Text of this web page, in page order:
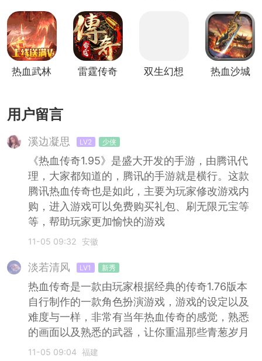
版
热血武林
雷霆传奇
双生幻想
热血沙城
用户留言
溪边凝思 LV2 少侠
《热血传奇1.95》是盛大开发的手游，由腾讯代
理，大家都知道的，腾讯的手游就是横行。这款
腾讯热血传奇也是如此，主要为玩家修改游戏内
购，进入游戏可以免费购买礼包、刷无限元宝等
等，帮助玩家更加愉快的游戏
11-05 09:32 安徽
淡若清风 LV1 新秀
热血传奇是一款由玩家根据经典的传奇1.76版本
自行制作的一款角色扮演游戏，游戏的设定以及
难度与一样，非常有当年热血传奇的感觉，熟悉
的画面以及熟悉的武器，让你重温那些青葱岁月
11-05 09:04 福建